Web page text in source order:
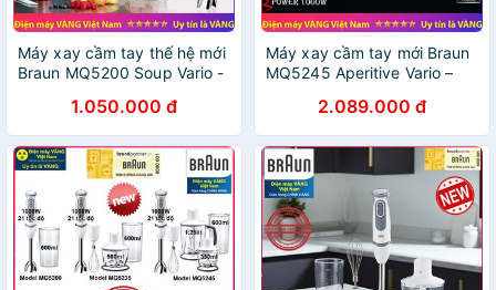
Máy xay cầm tay thế hệ mới
Braun MQ5200 Soup Vario -
MQ5000 MQ5035 MQ5030
MQ5045
1.050.000 đ
Máy xay cầm tay mới Braun
MQ5245 Aperitive Vario –
cho MQ5035 MQ5030
MQ3045 MQ5045 MQ7045
2.089.000 đ